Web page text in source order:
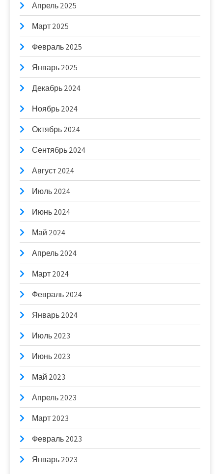
Апрель 2025
Март 2025
Февраль 2025
Январь 2025
Декабрь 2024
Ноябрь 2024
Октябрь 2024
Сентябрь 2024
Август 2024
Июль 2024
Июнь 2024
Май 2024
Апрель 2024
Март 2024
Февраль 2024
Январь 2024
Июль 2023
Июнь 2023
Май 2023
Апрель 2023
Март 2023
Февраль 2023
Январь 2023